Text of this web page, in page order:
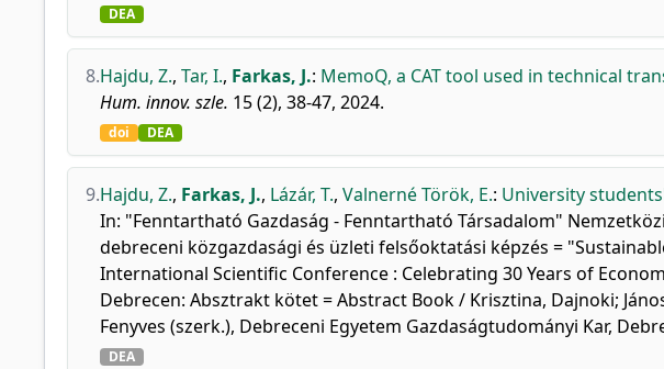
DEA
8.Hajdu, Z., Tar, I., Farkas, J.: MemoQ, a CAT tool used in technical
Hum. innov. szle. 15 (2), 38-47, 2024.
doi DEA
9.Hajdu, Z., Farkas, J., Lázár, T., Valnerné Török, E.: University
In: "Fenntartható Gazdaság - Fenntartható Társadalom"
debreceni közgazdasági és üzleti felsőoktatási képzés =
International Scientific Conference : Celebrating 30 Years of
Debrecen: Absztrakt kötet = Abstract Book / Krisztina, Dajnoki;
Fenyves (szerk.), Debreceni Egyetem Gazdaságtudományi Kar,
DEA